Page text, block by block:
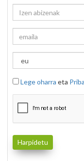
Lege oharra eta